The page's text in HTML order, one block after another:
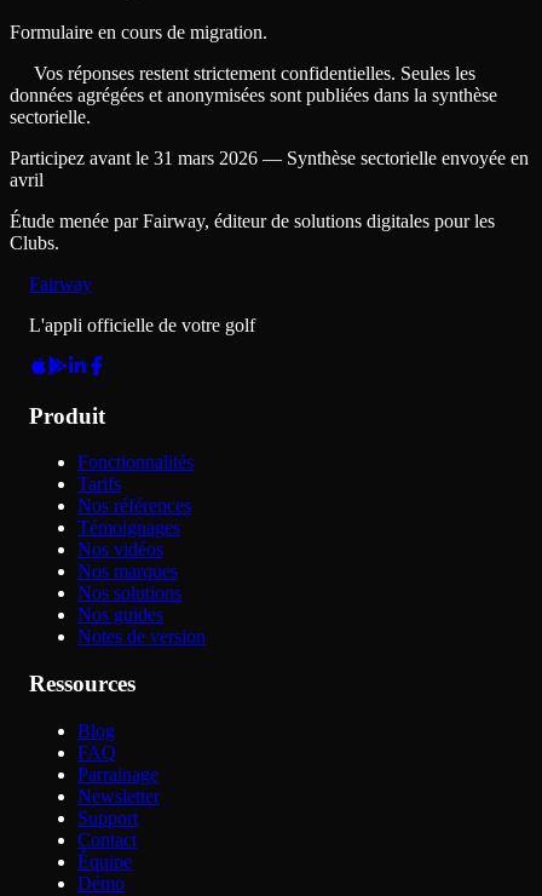
Formulaire en cours de migration.
Vos réponses restent strictement confidentielles. Seules les
données agrégées et anonymisées sont publiées dans la synthèse
sectorielle.
Participez avant le 31 mars 2026 — Synthèse sectorielle envoyée en
avril
Étude menée par Fairway, éditeur de solutions digitales pour les
Clubs.
Fairway
L'appli officielle de votre golf
Produit
Fonctionnalités
Tarifs
Nos références
Témoignages
Nos vidéos
Nos marques
Nos solutions
Nos guides
Notes de version
Ressources
Blog
FAQ
Parrainage
Newsletter
Support
Contact
Équipe
Démo